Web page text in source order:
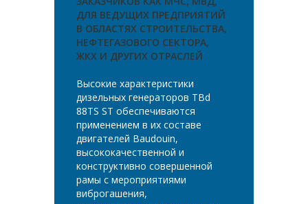
ДЛЯ ВЕДУЩИХ ПРЕДПРИЯТИЙ
В ОБЛАСТЯХ СТРОИТЕЛЬСТВА,
НЕФТЕГАЗОВОГО СЕКТОРА,
ЖКХ И ДРУГИХ ОТРАСЛЕЙ
Высокие характеристики
дизельных генераторов TBd
88TS ST обеспечиваются
применением в их составе
двигателей Baudouin,
высококачественной и
конструктивно совершенной
рамы с мероприятиями
виброгашения,